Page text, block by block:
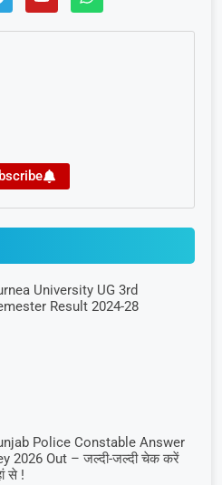
University UG 3rd
Result 2024-28
Police Constable Answer
2026 Out – जल्दी-जल्दी चेक करें
से !